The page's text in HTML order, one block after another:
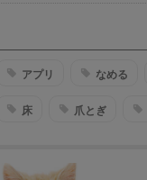
アプリ なめる
床 爪とぎ